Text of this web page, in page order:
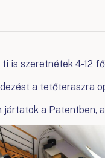
ti is szeretnétek 4-12
a tetőteraszra
jártatok a Patentben,